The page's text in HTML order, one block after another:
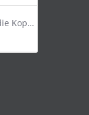
Kleiderbügel für die Kopfstütze